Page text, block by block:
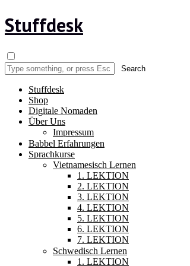
Stuffdesk
Stuffdesk
Shop
Digitale Nomaden
Über Uns
Impressum
Babbel Erfahrungen
Sprachkurse
Vietnamesisch Lernen
1. LEKTION
2. LEKTION
3. LEKTION
4. LEKTION
5. LEKTION
6. LEKTION
7. LEKTION
Schwedisch Lernen
1. LEKTION